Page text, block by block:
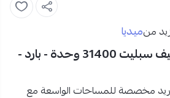
منميديا
ميديا أوليمبوس مكيف سبليت 31400 وحدة - بارد -
مخصصة للمساحات الواسعة مع